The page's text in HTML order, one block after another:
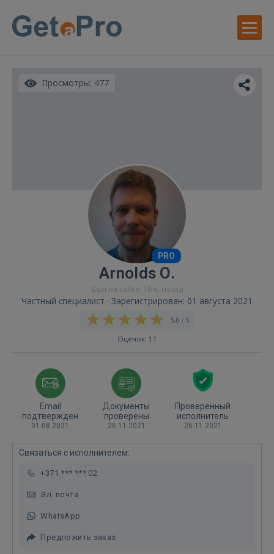
Просмотры: 477
PRO
Arnolds O.
Был на сайте: 16 ч. назад
Частный специалист · Зарегистрирован: 01 августа 2021
5,0 / 5
Оценок: 11
Email
подтвержден
01.08.2021
Документы
проверены
26.11.2021
Проверенный
исполнитель
26.11.2021
Связаться с исполнителем:
+371 *** *** 02
Эл. почта
WhatsApp
Предложить заказ